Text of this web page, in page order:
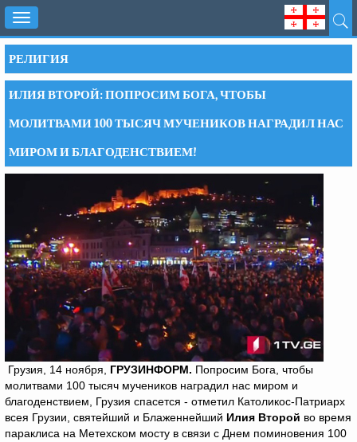
Toggle
navigation
РЕЛИГИЯ
ИЛИЯ ВТОРОЙ: ПОПРОСИМ БОГА, ЧТОБЫ
МОЛИТВАМИ 100 ТЫСЯЧ МУЧЕНИКОВ НАГРАДИЛ НАС
МИРОМ И БЛАГОДЕНСТВИЕМ!
Грузия, 14 ноября, ГРУЗИНФОРМ. Попросим Бога, чтобы
молитвами 100 тысяч мучеников наградил нас миром и
благоденствием, Грузия спасется - отметил Католикос-Патриарх
всея Грузии, святейший и Блаженнейший Илия Второй во время
параклиса на Метехском мосту в связи с Днем поминовения 100